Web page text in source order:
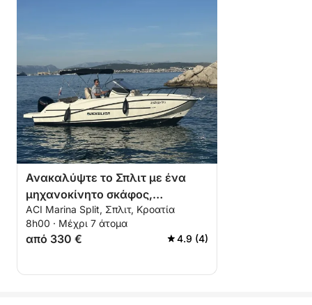
Ανακαλύψτε το Σπλιτ με ένα
μηχανοκίνητο σκάφος,
επισκεφθείτε όμορφα μέρη
ACI Marina Split, Σπλιτ, Κροατία
8h00 · Μέχρι 7 άτομα
από 330 € 4.9 (4)